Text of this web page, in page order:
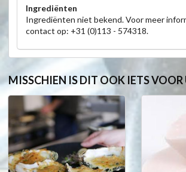
Ingrediënten
Ingrediënten niet bekend. Voor meer
contact op: +31 (0)113 - 574318.
MISSCHIEN IS DIT OOK IETS VOOR